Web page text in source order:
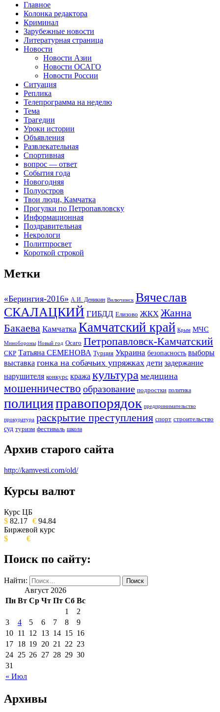
Главное
Колонка редактора
Криминал
Зарубежные новости
Литературная страница
Новости
Новости Азии
Новости ОСАГО
Новости России
Ситуация
Реплика
Телепрограмма на неделю
Тема
Трагедии
Уроки истории
Объявления
Развлекательная
Спортивная
вопрос — ответ
События года
Новогодняя
Полуостров
Твои люди, Камчатка
Прогулки по Петропавловску
Информационная
Поздравительная
Некрологи
Политпросвет
Короткой строкой
Метки
«Берингия-2016» А.И. Деникин Вилючинск Вячеслав
СКАЛАЦКИЙ ГИБДД Елизово ЖКХ Жанна
Бакаева Камчатка Камчатский край Крым МЧС
Минобороны Новый год Осаго Петропавловск-Камчатский
СКР Татьяна СЕМЕНОВА Турция Украина безопасность выборы
выставка гонка на собачьих упряжках дети задержание
нарушителя конкурс кража культура медицина
мошенничество образование подростки политика
полицияправопорядок предпринимательство
прокуратура раскрытие преступления спорт строительство
суд туризм фестиваль школа
Архив старого сайта
http://kamvesti.com/old/
ОБЩЕСТВЕННО-ПОЛИТИЧЕСКОЕ
ИЗДАНИЕ КАМЧАТСКОГО КРАЯ.
Курсы валют
Курс ЦБ
$ 82.17 € 94.84
Биржевой курс
$
€
Поиск по сайту:
Найти:
Август 2026
Пн Вт Ср Чт Пт Сб Вс
« Июл
1
2
3
4 5 6 7 8
9
10 11 12 13 14 15 16
17 18 19 20 21 22 23
24 25 26 27 28 29 30
31
Архивы